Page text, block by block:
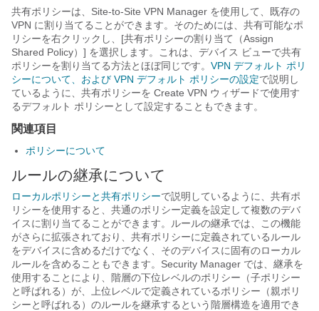
共有ポリシーは、Site-to-Site VPN Manager を使用して、既存の
VPN に割り当てることができます。そのためには、共有可能なポ
リシーを右クリックし、[共有ポリシーの割り当て（Assign
Shared Policy）] を選択します。これは、デバイス ビューで共有
ポリシーを割り当てる方法とほぼ同じです。 VPN デフォルト ポリ
シーについて、および VPN デフォルト ポリシーの設定で説明し
ているように、共有ポリシーを Create VPN ウィザードで使用す
るデフォルト ポリシーとして設定することもできます。
関連項目
ポリシーについて
ルールの継承について
ローカルポリシーと共有ポリシーで説明しているように、共有ポ
リシーを使用すると、共通のポリシー定義を設定して複数のデバ
イスに割り当てることができます。ルールの継承では、この機能
がさらに拡張されており、共有ポリシーに定義されているルール
をデバイスに含めるだけでなく、そのデバイスに固有のローカル
ルールを含めることもできます。 Security Manager では、継承を
使用することにより、階層の下位レベルのポリシー（子ポリシー
と呼ばれる）が、上位レベルで定義されているポリシー（親ポリ
シーと呼ばれる）のルールを継承するという階層構造を適用でき